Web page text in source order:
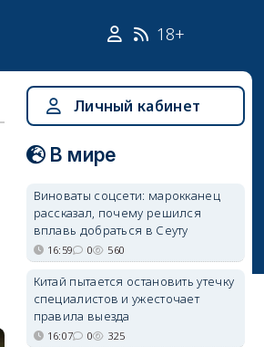
18+
Личный кабинет
В мире
Виноваты соцсети: марокканец
рассказал, почему решился
вплавь добраться в Сеуту
16:59 0 560
Китай пытается остановить утечку
специалистов и ужесточает
правила выезда
16:07 0 325